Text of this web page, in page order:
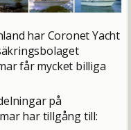
har Coronet Yacht
får mycket billiga
på
har tillgång till: